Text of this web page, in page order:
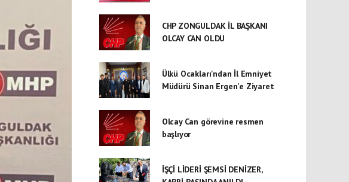
CHP ZONGULDAK İL BAŞKANI
OLCAY CAN OLDU
Ülkü Ocakları'ndan İl Emniyet
Müdürü Sinan Ergen'e Ziyaret
Olcay Can görevine resmen
başlıyor
İŞÇİ LİDERİ ŞEMSİ DENİZER,